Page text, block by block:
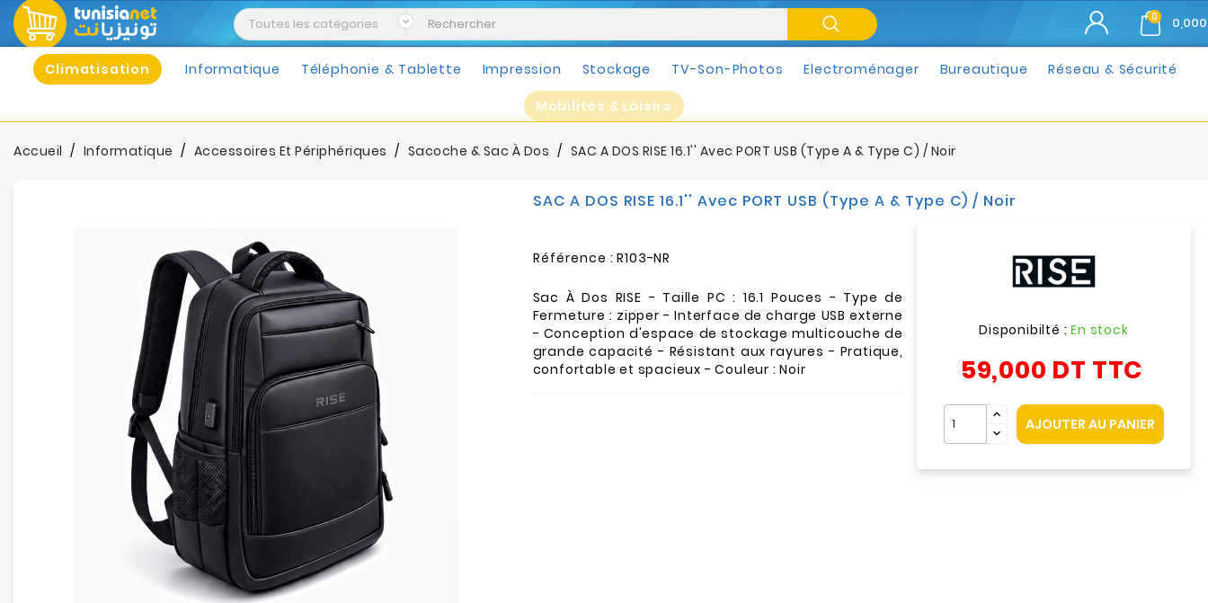
0
Climatisation Informatique Téléphonie & Tablette Impression Stockage TV-Son-Photos Electroménager Bureautique Réseau & Sécurité
Mobilités & Loisirs
Accueil Informatique Accessoires Et Périphériques Sacoche & Sac À Dos SAC A DOS RISE 16.1'' Avec PORT USB (Type A & Type C) / Noir
SAC A DOS RISE 16.1'' Avec PORT USB (Type A & Type C) / Noir
Référence : R103-NR
Sac À Dos RISE - Taille PC : 16.1 Pouces - Type de
Fermeture : zipper - Interface de charge USB externe
- Conception d'espace de stockage multicouche de
grande capacité - Résistant aux rayures - Pratique,
confortable et spacieux - Couleur : Noir
Disponibilté :En stock
59,000 DT TTC
AJOUTER AU PANIER